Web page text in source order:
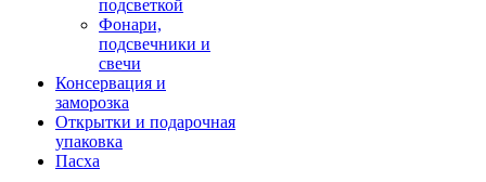
подсветкой
Фонари,
подсвечники и
свечи
Консервация и
заморозка
Открытки и подарочная
упаковка
Пасха